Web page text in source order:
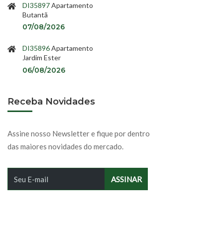
DI35897Apartamento
Butantã
07/08/2026
DI35896Apartamento
Jardim Ester
06/08/2026
Receba Novidades
Assine nosso Newsletter e fique por dentro
das maiores novidades do mercado.